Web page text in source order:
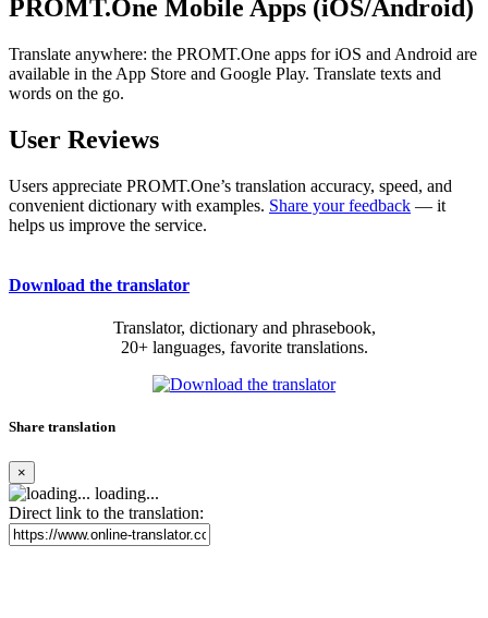
PROMT.One Mobile Apps (iOS/Android)
Translate anywhere: the PROMT.One apps for iOS and Android are
available in the App Store and Google Play. Translate texts and
words on the go.
User Reviews
Users appreciate PROMT.One’s translation accuracy, speed, and
convenient dictionary with examples. Share your feedback — it
helps us improve the service.
Download the translator
Translator, dictionary and phrasebook,
20+ languages, favorite translations.
Share translation
×
loading...
Direct link to the translation: